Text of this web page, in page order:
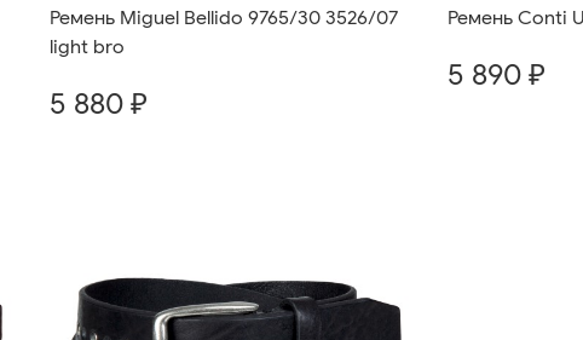
Ремень Miguel Bellido 9765/30 3526/07
light bro
5 880 ₽
Ремень Conti
5 890 ₽